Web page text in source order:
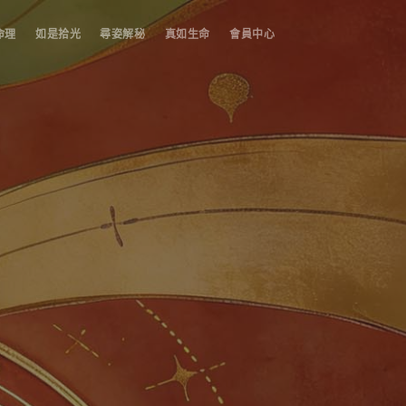
理 如是拾光 尋姿解秘 真如生命 會員中心